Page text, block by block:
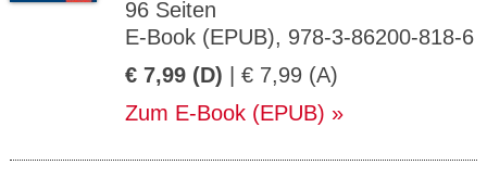
96 Seiten
E-Book (EPUB), 978-3-86200-818-6
€ 7,99 (D) | € 7,99 (A)
Zum E-Book (EPUB)